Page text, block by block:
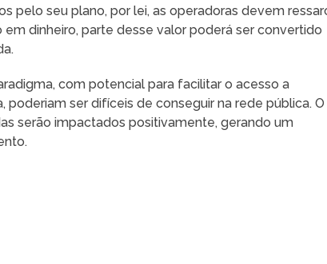
pelo seu plano, por lei, as operadoras devem
dinheiro, parte desse valor poderá ser convertido
com potencial para facilitar o acesso a
ser difíceis de conseguir na rede pública. O
serão impactados positivamente, gerando um